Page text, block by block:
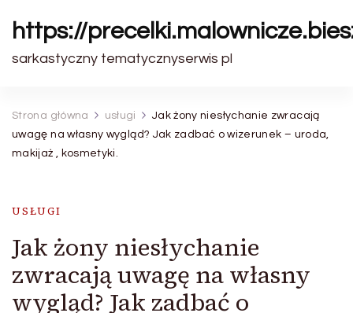
https://
sarkastyczny tematycznyserwis pl
Strona główna usługi
Jak żony niesłychanie zwracają
uwagę na własny wygląd? Jak zadbać o wizerunek – uroda,
makijaż , kosmetyki.
USŁUGI
Jak żony niesłychanie
zwracają uwagę na własny
wygląd? Jak zadbać o